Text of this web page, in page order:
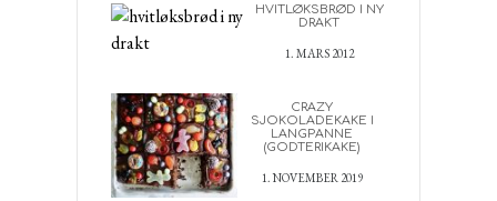
HVITLØKSBRØD I NY
DRAKT
1. MARS 2012
CRAZY
SJOKOLADEKAKE I
LANGPANNE
(GODTERIKAKE)
1. NOVEMBER 2019